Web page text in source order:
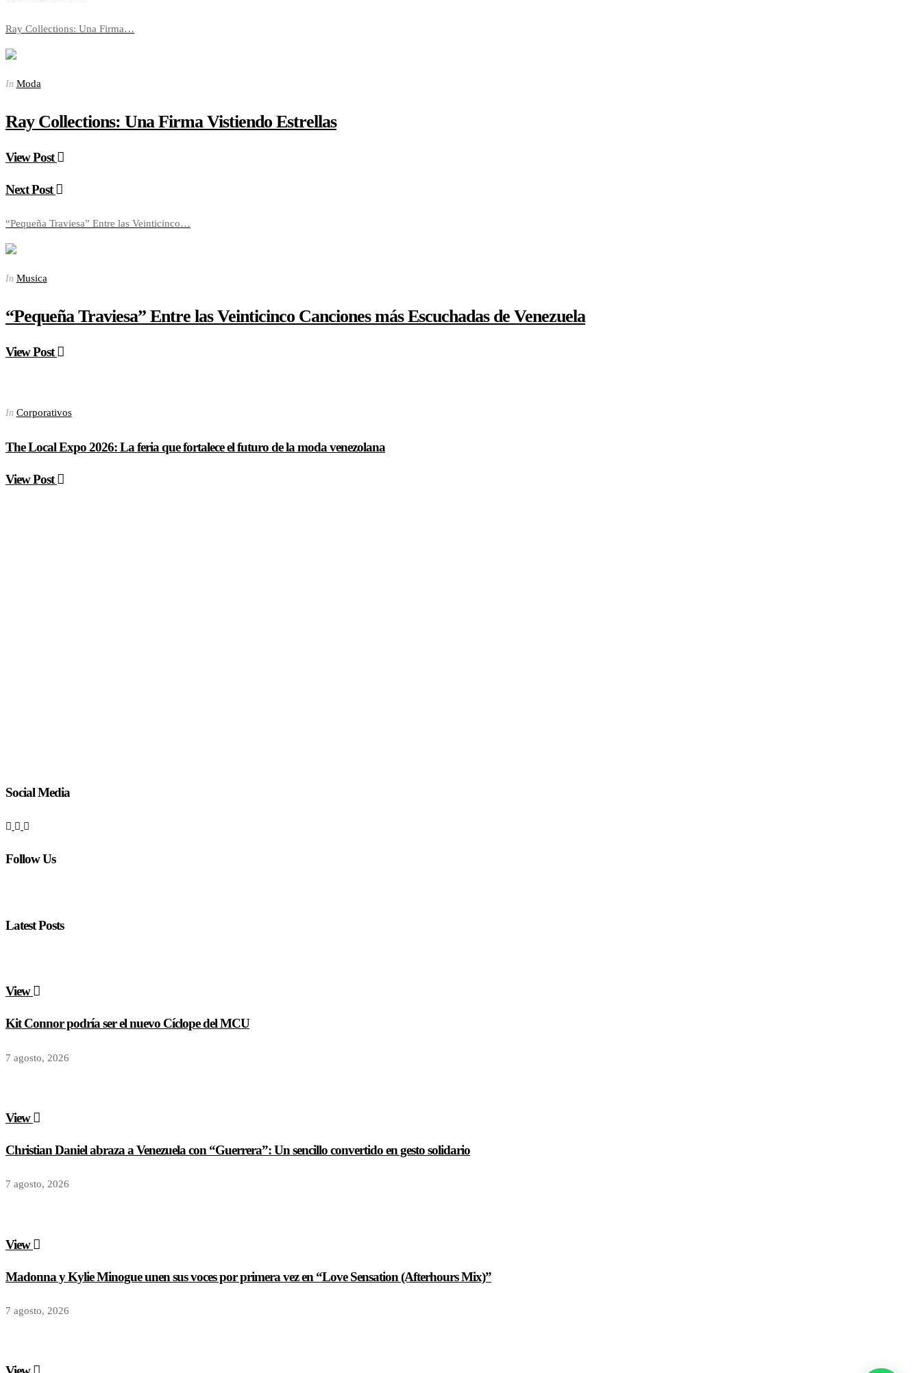
Ray Collections: Una Firma…
In Moda
Ray Collections: Una Firma Vistiendo Estrellas
View Post
Next Post
“Pequeña Traviesa” Entre las Veinticinco…
In Musica
“Pequeña Traviesa” Entre las Veinticinco Canciones más Escuchadas de Venezuela
View Post
In Corporativos
The Local Expo 2026: La feria que fortalece el futuro de la moda venezolana
View Post
Social Media
Follow Us
Latest Posts
View
Kit Connor podría ser el nuevo Cíclope del MCU
7 agosto, 2026
View
Christian Daniel abraza a Venezuela con “Guerrera”: Un sencillo convertido en gesto solidario
7 agosto, 2026
View
Madonna y Kylie Minogue unen sus voces por primera vez en “Love Sensation (Afterhours Mix)”
7 agosto, 2026